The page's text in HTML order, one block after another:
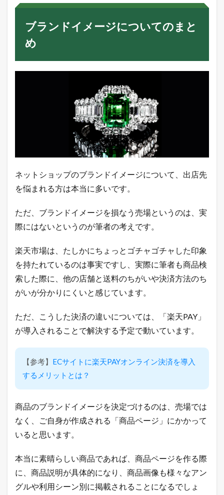
ブランドイメージについてのまと
め
ネットショップのブランドイメージについて、出店先
を悩まれる方は本当に多いです。
ただ、ブランドイメージを損なう売場というのは、実
際にはないというのが筆者の考えです。
楽天市場は、たしかにちょっとゴチャゴチャした印象
を持たれているのは事実ですし、実際に筆者も商品検
索した際に、他の店舗と送料のちがいや決済方法のち
がいが分かりにくいと感じています。
ただ、こうした決済の違いについては、「楽天PAY」
が導入されることで解決する予定で動いています。
【参考】 ECサイトに楽天PAYオンライン決済を導入
するメリットとは？
商品のブランドイメージを決定づけるのは、売場では
なく、ご自身が作成される「商品ページ」にかかって
いると思います。
本当に素晴らしい商品であれば、商品ページを作る際
に、商品説明が具体的になり、商品画像も様々なアン
グルや利用シーン別に掲載されることになるでしょ